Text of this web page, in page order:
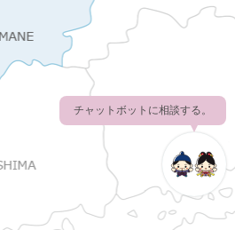
チャットボットに相談する。